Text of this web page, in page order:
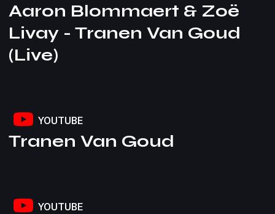
Aaron Blommaert & Zoë
Livay - Tranen Van Goud
(Live)
YOUTUBE
Tranen Van Goud
YOUTUBE